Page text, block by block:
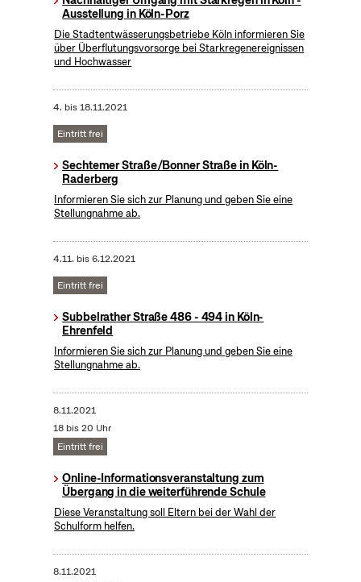
Ausstellung in Köln-Porz
Die Stadtentwässerungsbetriebe Köln informieren Sie
über Überflutungsvorsorge bei Starkregenereignissen
und Hochwasser
4. bis18.11.2021
Eintritt frei
Sechtemer Straße/Bonner Straße in Köln-
Raderberg
Informieren Sie sich zur Planung und geben Sie eine
Stellungnahme ab.
4.11. bis6.12.2021
Eintritt frei
Subbelrather Straße 486 - 494 in Köln-
Ehrenfeld
Informieren Sie sich zur Planung und geben Sie eine
Stellungnahme ab.
8.11.2021
18 bis 20 Uhr
Eintritt frei
Online-Informationsveranstaltung zum
Übergang in die weiterführende Schule
Diese Veranstaltung soll Eltern bei der Wahl der
Schulform helfen.
8.11.2021